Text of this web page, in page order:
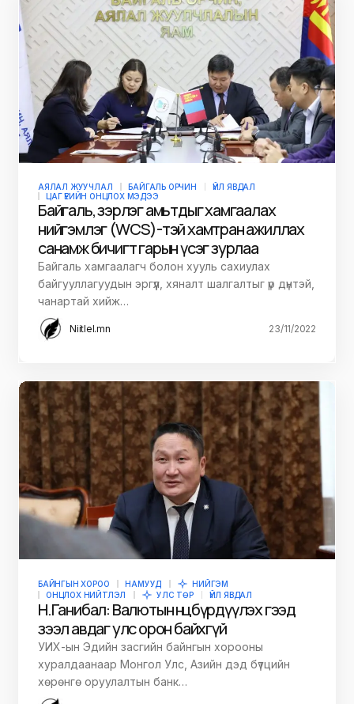
АЯЛАЛ ЖУУЧЛАЛ БАЙГАЛЬ ОРЧИН
ҮЙЛ ЯВДАЛ
ЦАГ ҮЕИЙН ОНЦЛОХ МЭДЭЭ
Байгаль, зэрлэг амьтдыг хамгаалах
нийгэмлэг (WCS)-тэй хамтран ажиллах
санамж бичигт гарын үсэг зурлаа
Байгаль хамгаалагч болон хууль сахиулах
байгууллагуудын эргүүл, хяналт шалгалтыг үр дүнтэй,
чанартай хийж…
Niitlel.mn 23/11/2022
БАЙНГЫН ХОРОО НАМУУД
НИЙГЭМ
ОНЦЛОХ НИЙТЛЭЛ
УЛС ТӨР ҮЙЛ ЯВДАЛ
Н.Ганибал: Валютын нөөцөө бүрдүүлэх гээд
зээл авдаг улс орон байхгүй
УИХ-ын Эдийн засгийн байнгын хорооны
хуралдаанаар Монгол Улс, Азийн дэд бүтцийн
хөрөнгө оруулалтын банк…